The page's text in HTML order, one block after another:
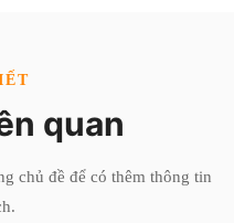
quan
chủ đề để có thêm thông tin